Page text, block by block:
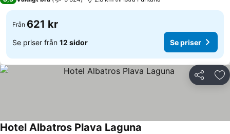
Från 621 kr
Se priser från 12 sidor Se priser
Dela
Hotel Albatros Plava Laguna